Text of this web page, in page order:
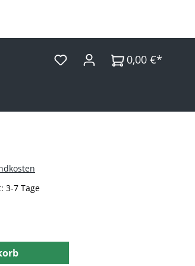
0,00 €*
3-7 Tage
den gewünschten Wert